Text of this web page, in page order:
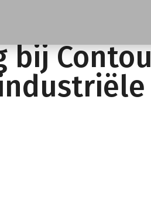
Contour Winterswijk | Labex